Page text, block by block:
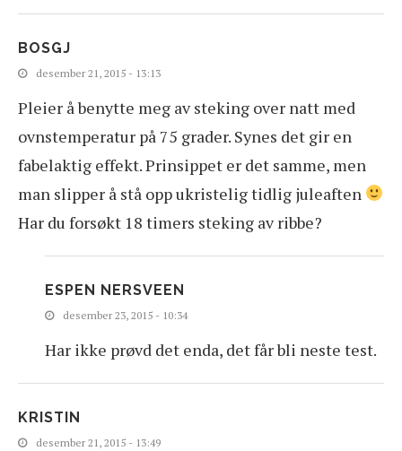
BOSGJ
desember 21, 2015 - 13:13
Pleier å benytte meg av steking over natt med
ovnstemperatur på 75 grader. Synes det gir en
fabelaktig effekt. Prinsippet er det samme, men
man slipper å stå opp ukristelig tidlig juleaften
Har du forsøkt 18 timers steking av ribbe?
ESPEN NERSVEEN
desember 23, 2015 - 10:34
Har ikke prøvd det enda, det får bli neste test.
KRISTIN
desember 21, 2015 - 13:49